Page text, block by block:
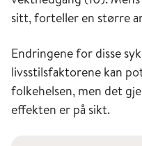
sitt, forteller en større
Endringene for disse
livsstilsfaktorene kan
folkehelsen, men det
effekten er på sikt.